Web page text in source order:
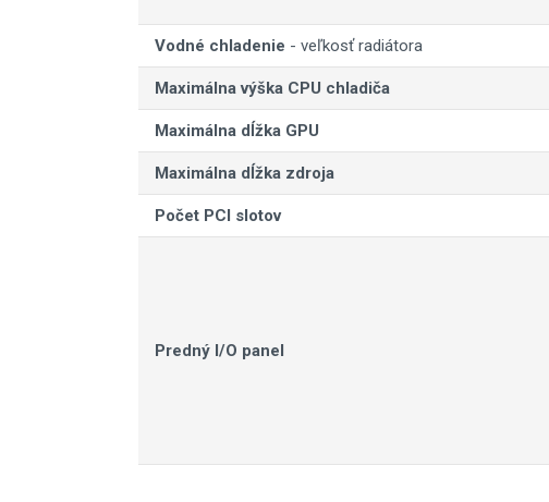
Vodné chladenie - veľkosť radiátora
Maximálna výška CPU chladiča
Maximálna dĺžka GPU
Maximálna dĺžka zdroja
Počet PCI slotov
Predný I/O panel